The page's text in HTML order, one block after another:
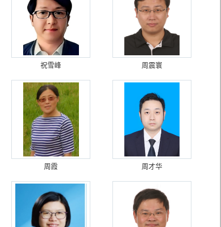
祝雪峰 周震寰
周霞 周才华